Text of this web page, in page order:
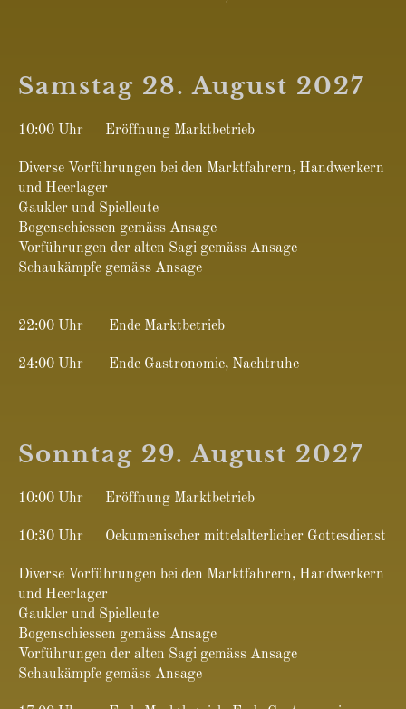
Samstag 28. August 2027
10:00 Uhr Eröffnung Marktbetrieb
Diverse Vorführungen bei den Marktfahrern, Handwerkern
und Heerlager
Gaukler und Spielleute
Bogenschiessen gemäss Ansage
Vorführungen der alten Sagi gemäss Ansage
Schaukämpfe gemäss Ansage
22:00 Uhr Ende Marktbetrieb
24:00 Uhr Ende Gastronomie, Nachtruhe
Sonntag 29. August 2027
10:00 Uhr Eröffnung Marktbetrieb
10:30 Uhr Oekumenischer mittelalterlicher Gottesdienst
Diverse Vorführungen bei den Marktfahrern, Handwerkern
und Heerlager
Gaukler und Spielleute
Bogenschiessen gemäss Ansage
Vorführungen der alten Sagi gemäss Ansage
Schaukämpfe gemäss Ansage